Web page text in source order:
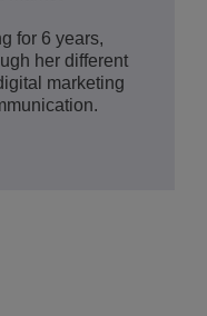
for 6 years,
her different
marketing